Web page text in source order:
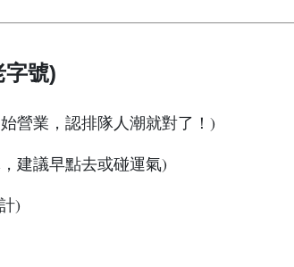
字號)
營業，認排隊人潮就對了！)
建議早點去或碰運氣)
)